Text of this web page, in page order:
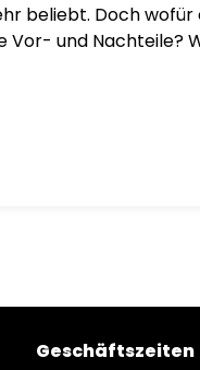
beliebt. Doch wofür
Vor- und Nachteile?
Geschäftszeiten